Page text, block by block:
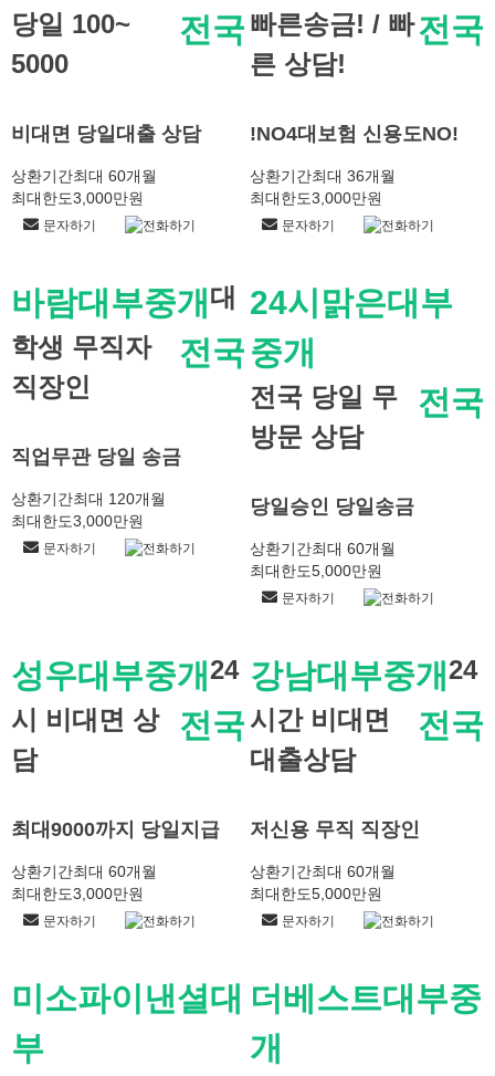
전국
당일 100~
5000
비대면 당일대출 상담
상환기간최대 60개월
최대한도3,000만원
문자하기 전화하기
전국
빠른송금! / 빠
른 상담!
!NO4대보험 신용도NO!
상환기간최대 36개월
최대한도3,000만원
문자하기 전화하기
바람대부중개
전국
대
학생 무직자
직장인
직업무관 당일 송금
상환기간최대 120개월
최대한도3,000만원
문자하기 전화하기
24시맑은대부
중개
전국
전국 당일 무
방문 상담
당일승인 당일송금
상환기간최대 60개월
최대한도5,000만원
문자하기 전화하기
성우대부중개
전국
24
시 비대면 상
담
최대9000까지 당일지급
상환기간최대 60개월
최대한도3,000만원
문자하기 전화하기
강남대부중개
전국
24
시간 비대면
대출상담
저신용 무직 직장인
상환기간최대 60개월
최대한도5,000만원
문자하기 전화하기
미소파이낸셜대
부
더베스트대부중
개